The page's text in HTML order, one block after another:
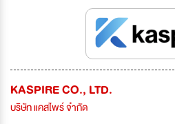
KASPIRE CO., LTD.
บริษัท แคสไพร์ จำกัด